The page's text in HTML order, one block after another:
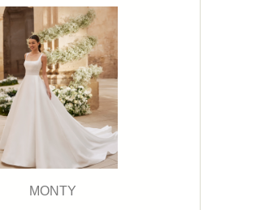
MONTY